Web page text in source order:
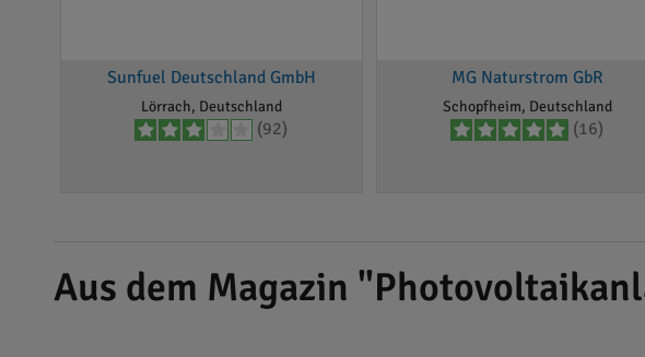
Sunfuel Deutschland GmbH
Lörrach, Deutschland
(92)
MG Naturstrom GbR
Schopfheim, Deutschland
(16)
Aus dem Magazin